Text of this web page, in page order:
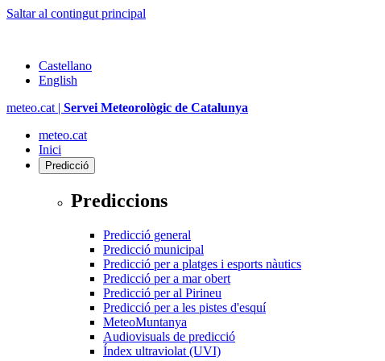
Saltar al contingut principal
Castellano
English
meteo.cat | Servei Meteorològic de Catalunya
meteo.cat
Inici
Predicció
Prediccions
Predicció general
Predicció municipal
Predicció per a platges i esports nàutics
Predicció per a mar obert
Predicció per al Pirineu
Predicció per a les pistes d'esquí
MeteoMuntanya
Audiovisuals de predicció
Índex ultraviolat (UVI)